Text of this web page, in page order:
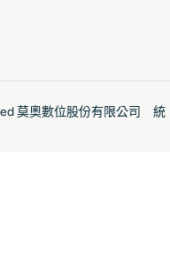
莫奧數位股份有限公司 統